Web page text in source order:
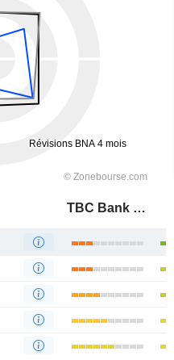
TBC Bank Group PLC